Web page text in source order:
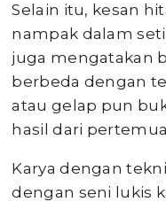
Selain itu, kesan
nampak dalam
juga mengatakan
berbeda dengan
atau gelap pun
hasil dari
Karya dengan
dengan seni lukis